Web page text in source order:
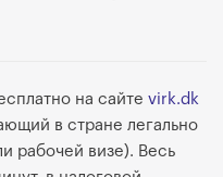
на сайте virk.dk
в стране легально
рабочей визе). Весь